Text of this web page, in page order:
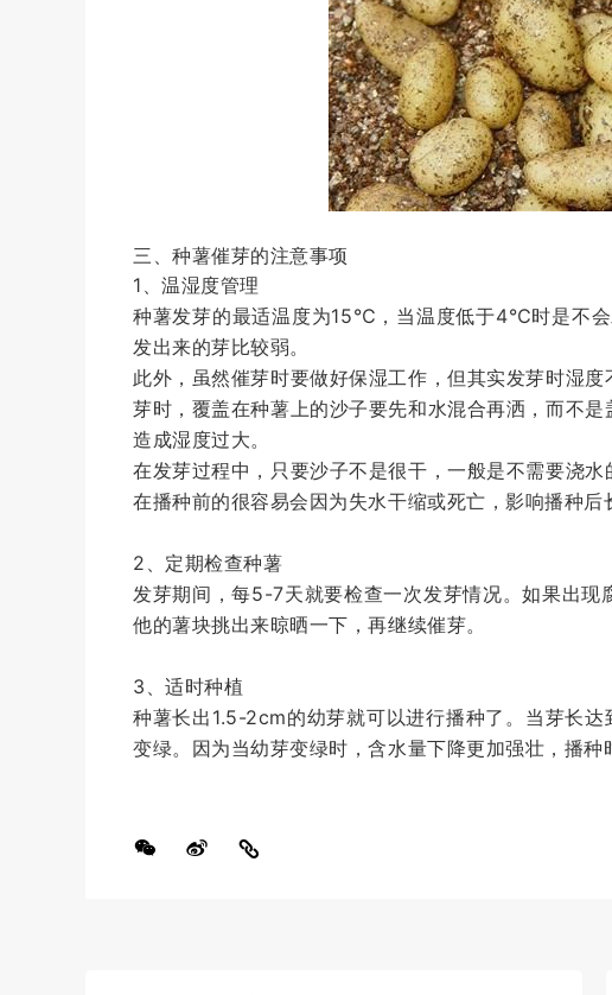
三、种薯催芽的注意事项
1、温湿度管理
种薯发芽的最适温度为15℃，当温度低于4℃时是不
发出来的芽比较弱。
此外，虽然催芽时要做好保湿工作，但其实发芽时湿
芽时，覆盖在种薯上的沙子要先和水混合再洒，而不
造成湿度过大。
在发芽过程中，只要沙子不是很干，一般是不需要浇
在播种前的很容易会因为失水干缩或死亡，影响播种后
2、定期检查种薯
发芽期间，每5-7天就要检查一次发芽情况。如果出
他的薯块挑出来晾晒一下，再继续催芽。
3、适时种植
种薯长出1.5-2cm的幼芽就可以进行播种了。当芽长
变绿。因为当幼芽变绿时，含水量下降更加强壮，播